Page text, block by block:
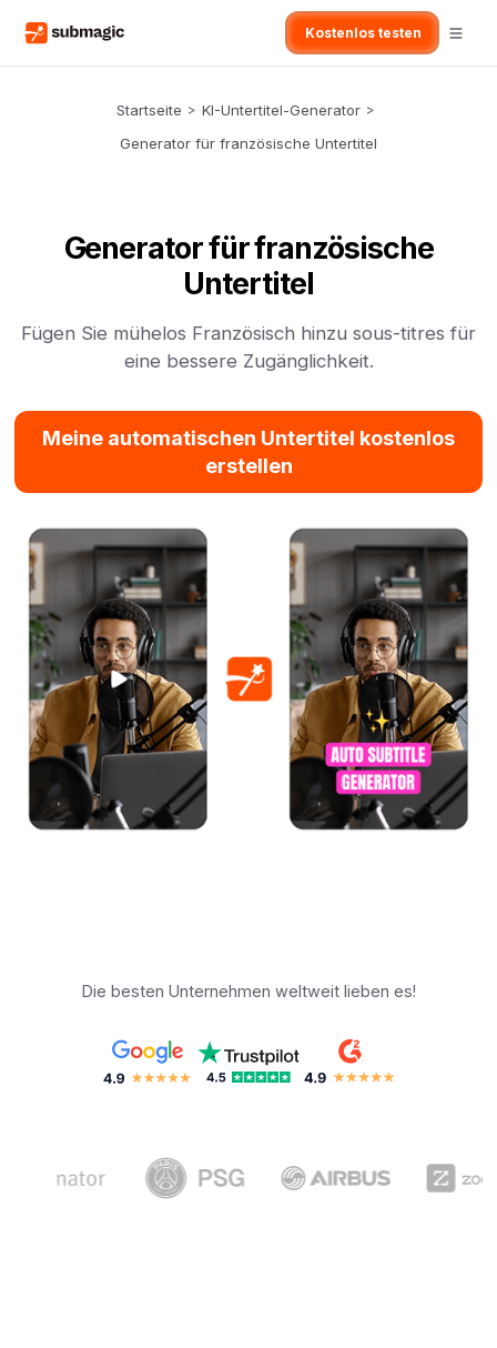
Kostenlos testen
Startseite > KI-Untertitel-Generator >
Generator für französische Untertitel
Generator für französische
Untertitel
Fügen Sie mühelos Französisch hinzu sous-titres für
eine bessere Zugänglichkeit.
Meine automatischen Untertitel kostenlos
erstellen
Die besten Unternehmen weltweit lieben es!